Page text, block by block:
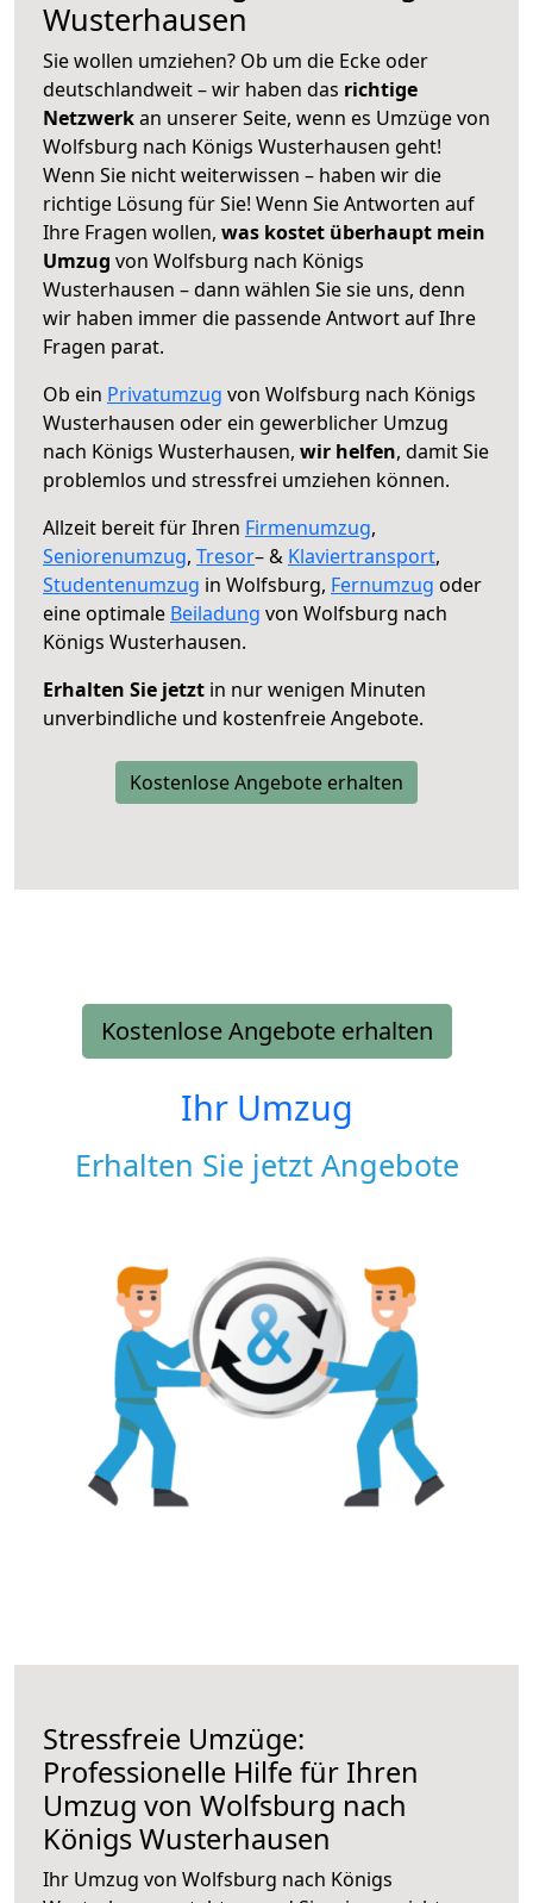
Wusterhausen
Sie wollen umziehen? Ob um die Ecke oder
deutschlandweit – wir haben das richtige
Netzwerkan unserer Seite, wenn es Umzüge von
Wolfsburg nach Königs Wusterhausen geht!
Wenn Sie nicht weiterwissen – haben wir die
richtige Lösung für Sie! Wenn Sie Antworten auf
Ihre Fragen wollen, was kostet überhaupt mein
Umzug von Wolfsburg nach Königs
Wusterhausen – dann wählen Sie sie uns, denn
wir haben immer die passende Antwort auf Ihre
Fragen parat.
Ob ein Privatumzug von Wolfsburg nach Königs
Wusterhausen oder ein gewerblicher Umzug
nach Königs Wusterhausen, wir helfen, damit Sie
problemlos und stressfrei umziehen können.
Allzeit bereit für Ihren Firmenumzug,
Seniorenumzug, Tresor– & Klaviertransport,
Studentenumzug in Wolfsburg, Fernumzug oder
eine optimale Beiladung von Wolfsburg nach
Königs Wusterhausen.
Erhalten Sie jetzt in nur wenigen Minuten
unverbindliche und kostenfreie Angebote.
Kostenlose Angebote erhalten
Kostenlose Angebote erhalten
Ihr Umzug
Erhalten Sie jetzt Angebote
Stressfreie Umzüge:
Professionelle Hilfe für Ihren
Umzug von Wolfsburg nach
Königs Wusterhausen
Ihr Umzug von Wolfsburg nach Königs